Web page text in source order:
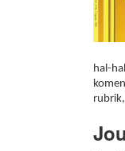
hal-